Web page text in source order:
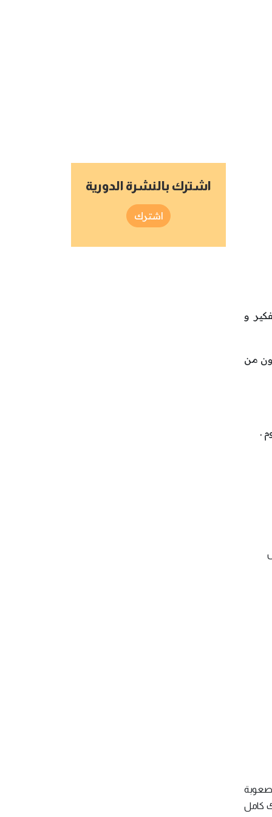
و
بين جانبي الدماغ يبلغ طولها 10 سم و تضم 200 - 300 مليون من
.
صعوبة
كامل
اشترك بالنشرة الدورية
اشترك